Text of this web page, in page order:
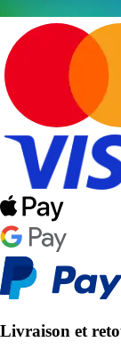
Livraison et